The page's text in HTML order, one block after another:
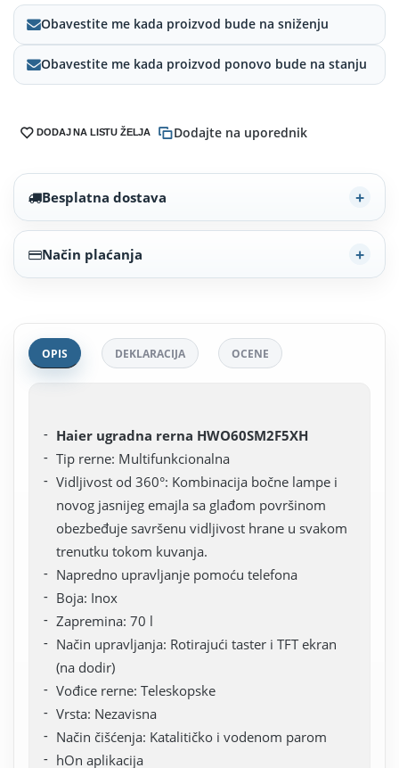
Obavestite me kada proizvod bude na sniženju
Obavestite me kada proizvod ponovo bude na stanju
DODAJ NA LISTU ŽELJA Dodajte na uporednik
Besplatna dostava
Način plaćanja
OPIS DEKLARACIJA OCENE
Haier ugradna rerna HWO60SM2F5XH
Tip rerne: Multifunkcionalna
Vidljivost od 360°: Kombinacija bočne lampe i
novog jasnijeg emajla sa glađom površinom
obezbeđuje savršenu vidljivost hrane u svakom
trenutku tokom kuvanja.
Napredno upravljanje pomoću telefona
Boja: Inox
Zapremina: 70 l
Način upravljanja: Rotirajući taster i TFT ekran
(na dodir)
Vođice rerne: Teleskopske
Vrsta: Nezavisna
Način čišćenja: Katalitičko i vodenom parom
hOn aplikacija